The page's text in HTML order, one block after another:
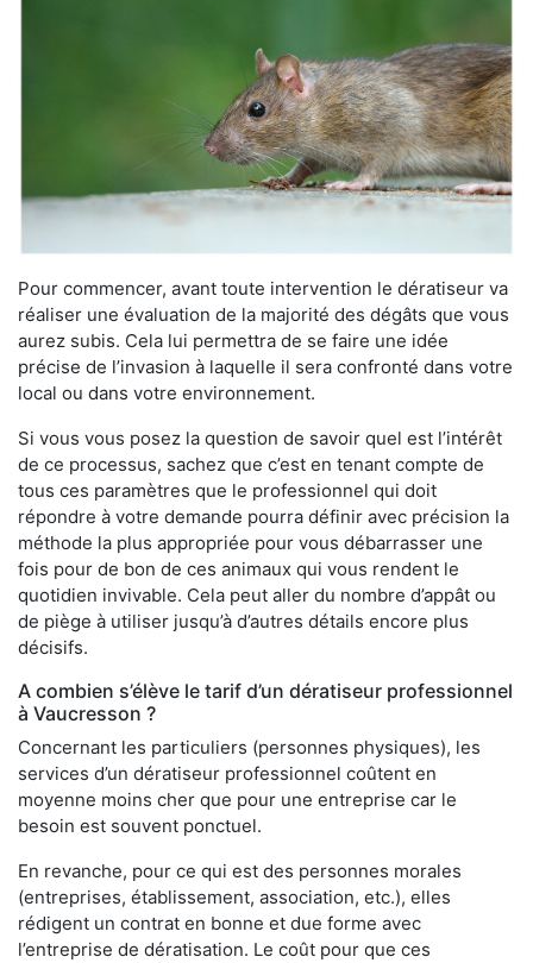
Pour commencer, avant toute intervention le dératiseur va
réaliser une évaluation de la majorité des dégâts que vous
aurez subis. Cela lui permettra de se faire une idée
précise de l’invasion à laquelle il sera confronté dans votre
local ou dans votre environnement.
Si vous vous posez la question de savoir quel est l’intérêt
de ce processus, sachez que c’est en tenant compte de
tous ces paramètres que le professionnel qui doit
répondre à votre demande pourra définir avec précision la
méthode la plus appropriée pour vous débarrasser une
fois pour de bon de ces animaux qui vous rendent le
quotidien invivable. Cela peut aller du nombre d’appât ou
de piège à utiliser jusqu’à d’autres détails encore plus
décisifs.
A combien s’élève le tarif d’un dératiseur professionnel
à Vaucresson ?
Concernant les particuliers (personnes physiques), les
services d’un dératiseur professionnel coûtent en
moyenne moins cher que pour une entreprise car le
besoin est souvent ponctuel.
En revanche, pour ce qui est des personnes morales
(entreprises, établissement, association, etc.), elles
rédigent un contrat en bonne et due forme avec
l’entreprise de dératisation. Le coût pour que ces